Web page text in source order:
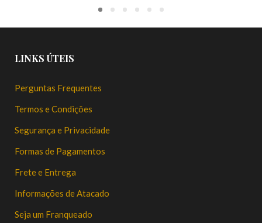
LINKS ÚTEIS
Perguntas Frequentes
Termos e Condições
Segurança e Privacidade
Formas de Pagamentos
Frete e Entrega
Informações de Atacado
Seja um Franqueado